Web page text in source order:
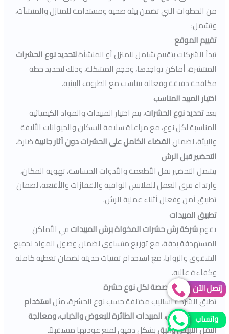
من الخطوات التي تضمن بيئة صحية ومستدامة للمنازل والمنشآت،
وتشمل:
تقييم الموقع
تبدأ الشركات بتقييم شامل للمنزل أو المنشأةلتحديد نوع الحشرات
المنتشرة، أماكن تواجدها، وحجم المشكلة، وذلك لتحديد خطة
مكافحة دقيقة وفعالة تتناسب مع الظروف البيئية.
اختيار المبيد المناسب
بعدتحديد نوع الحشرات، يتم اختيار المبيدات والمواد الكيميائية
المناسبة لكل نوع، مع مراعاة سلامة السكان والحيوانات الأليفة
والبيئة، لضمانالقضاء الكامل على الحشراتدون آثار جانبيةضارة.
التحضير قبل الرش
يشمل التحضير نقل الأطعمة والأدوات الحساسة، تهوية المكان،
وارتداء فرق العمل للملابس الواقية والقفازات والأقنعة، لضمان
تطبيق آمن وفعال أثناء عملية الرش.
تطبيق المبيدات
تقومشركة رش حشرات المخواةبرش المبيداتفي الأماكن
المستهدفة بدقة، مع توزيع متساوي لضمان وصول المواد لجميع
الشقوق والزوايا، مع استخدام تقنيات حديثة لضمان تغطية كاملة
وكفاءة عالية.
المكافحة المتخصصة لكل نوع حشرة
تطبق الشركة أساليب مختلفة حسب نوع الحشرة، مثلاستخدام
الفخاخ للقوارض، المبيدات الطائرة للبعوض والذباب، ومعالجة
النمل الابيض والبقبشكل دقيق لمنع عودتها مستقبلاً.
إتصل الآن
واتساب